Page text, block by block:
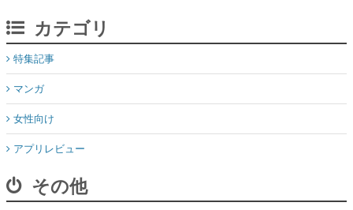
カテゴリ
特集記事
マンガ
女性向け
アプリレビュー
その他